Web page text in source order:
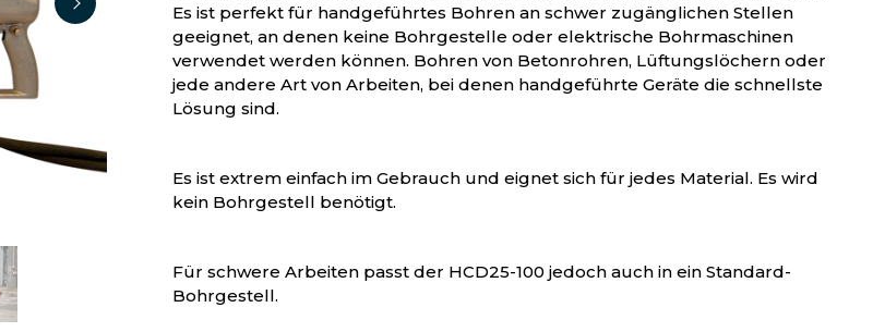
Es ist perfekt für handgeführtes Bohren an schwer zugänglichen Stellen
geeignet, an denen keine Bohrgestelle oder elektrische Bohrmaschinen
verwendet werden können. Bohren von Betonrohren, Lüftungslöchern oder
jede andere Art von Arbeiten, bei denen handgeführte Geräte die schnellste
Lösung sind.
Es ist extrem einfach im Gebrauch und eignet sich für jedes Material. Es wird
kein Bohrgestell benötigt.
Für schwere Arbeiten passt der HCD25-100 jedoch auch in ein Standard-
Bohrgestell.